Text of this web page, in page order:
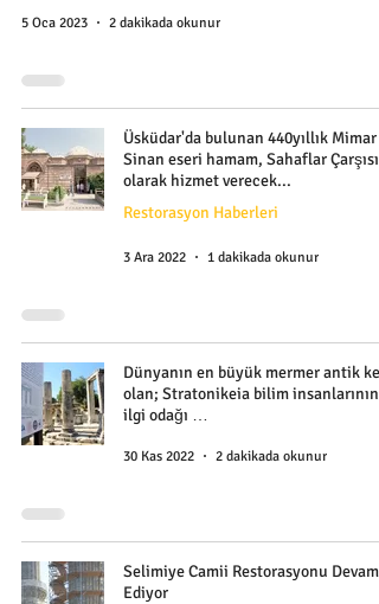
5 Oca 2023 2 dakikada okunur
Üsküdar'da bulunan 440yıllık Mimar
Sinan eseri hamam, Sahaflar Çarşısı
olarak hizmet verecek...
Restorasyon Haberleri
3 Ara 2022 1 dakikada okunur
Dünyanın en büyük mermer antik
olan; Stratonikeia bilim insanlarının
ilgi odağı …
30 Kas 2022 2 dakikada okunur
Selimiye Camii Restorasyonu Devam
Ediyor